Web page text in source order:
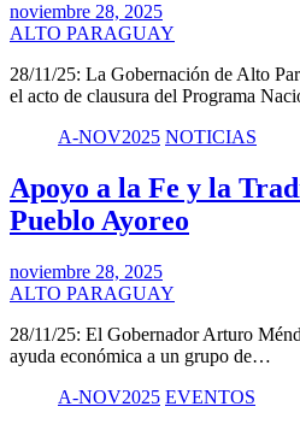
noviembre 28, 2025
ALTO PARAGUAY
28/11/25: La Gobernación de Alto
el acto de clausura del Programa
A-NOV2025 NOTICIAS
Apoyo a la Fe y la
Pueblo Ayoreo
noviembre 28, 2025
ALTO PARAGUAY
28/11/25: El Gobernador Arturo
ayuda económica a un grupo de…
A-NOV2025 EVENTOS